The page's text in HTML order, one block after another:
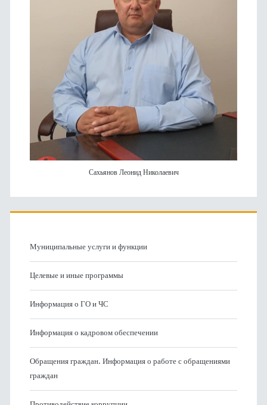
Сахьянов Леонид Николаевич
Муниципальные услуги и функции
Целевые и иные программы
Информация о ГО и ЧС
Информация о кадровом обеспечении
Обращения граждан. Информация о работе с обращениями
граждан